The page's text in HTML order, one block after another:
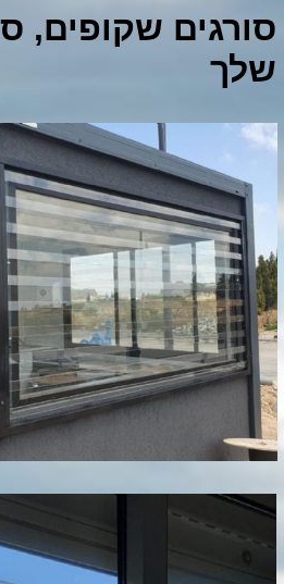
סורגים שקופים,
שלך